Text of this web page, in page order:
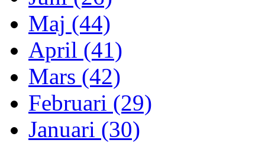
Maj (44)
April (41)
Mars (42)
Februari (29)
Januari (30)